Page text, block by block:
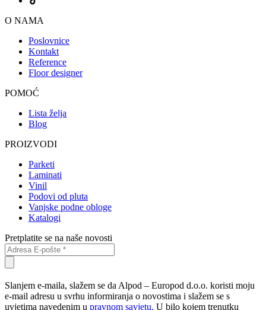
O NAMA
Poslovnice
Kontakt
Reference
Floor designer
POMOĆ
Lista želja
Blog
PROIZVODI
Parketi
Laminati
Vinil
Podovi od pluta
Vanjske podne obloge
Katalogi
Pretplatite se na naše novosti
Slanjem e-maila, slažem se da Alpod – Europod d.o.o. koristi moju
e-mail adresu u svrhu informiranja o novostima i slažem se s
uvjetima navedenim u pravnom savjetu. U bilo kojem trenutku